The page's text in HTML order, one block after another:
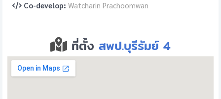
Co-develop: Watcharin Prachoomwan
ที่ตั้ง สพป.บุรีรัมย์ 4